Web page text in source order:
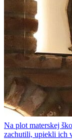
Na plot materskej
zachutili, upiekli ich